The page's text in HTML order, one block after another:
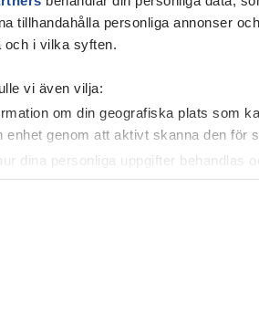
tillhandahålla personliga annonser
i vilka syften.
vi även vilja:
om din geografiska plats som
enhet genom att aktivt skanna den för
dina personliga uppgifter behandlas
för att anpassa innehållet